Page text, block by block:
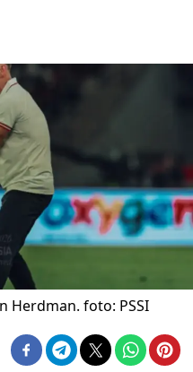
Herdman. foto: PSSI